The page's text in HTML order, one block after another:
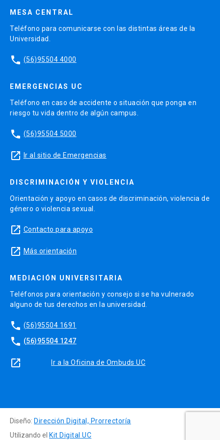
MESA CENTRAL
Teléfono para comunicarse con las distintas áreas de la
Universidad.
phone (56)95504 4000
EMERGENCIAS UC
Teléfono en caso de accidente o situación que ponga en
riesgo tu vida dentro de algún campus.
phone (56)95504 5000
launch Ir al sitio de Emergencias
DISCRIMINACIÓN Y VIOLENCIA
Orientación y apoyo en casos de discriminación, violencia de
género o violencia sexual.
launch Contacto para apoyo
launch Más orientación
MEDIACIÓN UNIVERSITARIA
Teléfonos para orientación y consejo si se ha vulnerado
alguno de tus derechos en la universidad.
phone (56)95504 1691
phone (56)95504 1247
launch Ir a la Oficina de Ombuds UC
Diseño: Dirección Digital, Prorrectoría
Utilizando el Kit Digital UC